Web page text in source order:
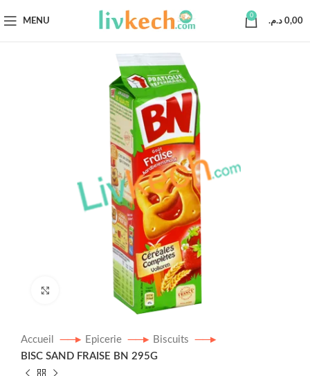
MENU
0
0,00 د.م.
Click to enlarge
Accueil Epicerie
Biscuits
BISC SAND FRAISE BN 295G